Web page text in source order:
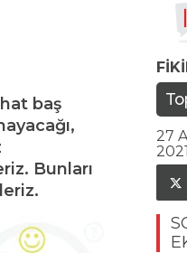
baş
Bunları
27
2021